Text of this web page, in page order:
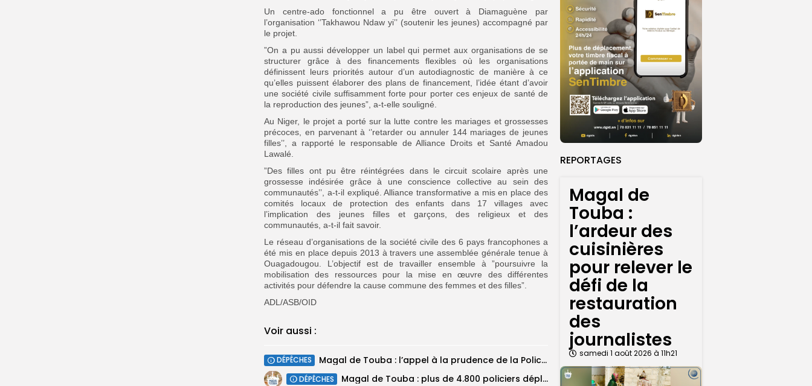
REPORTAGES
Magal de
Touba :
l’ardeur des
cuisinières
pour relever le
défi de la
restauration
des
journalistes
samedi 1 août 2026 à 11h21
Un centre-ado fonctionnel a pu être ouvert à Diamaguène par
l’organisation ‘’Takhawou Ndaw yi’’ (soutenir les jeunes) accompagné par
le projet.
”On a pu aussi développer un label qui permet aux organisations de se
structurer grâce à des financements flexibles où les organisations
définissent leurs priorités autour d’un autodiagnostic de manière à ce
qu’elles puissent élaborer des plans de financement, l’idée étant d’avoir
une société civile suffisamment forte pour porter ces enjeux de santé de
la reproduction des jeunes”, a-t-elle souligné.
Au Niger, le projet a porté sur la lutte contre les mariages et grossesses
précoces, en parvenant à ‘’retarder ou annuler 144 mariages de jeunes
filles’’, a rapporté le responsable de Alliance Droits et Santé Amadou
Lawalé.
”Des filles ont pu être réintégrées dans le circuit scolaire après une
grossesse indésirée grâce à une conscience collective au sein des
communautés’’, a-t-il expliqué. Alliance transformative a mis en place des
comités locaux de protection des enfants dans 17 villages avec
l’implication des jeunes filles et garçons, des religieux et des
communautés, a-t-il fait savoir.
Le réseau d’organisations de la société civile des 6 pays francophones a
été mis en place depuis 2013 à travers une assemblée générale tenue à
Ouagadougou. L’objectif est de travailler ensemble à ”poursuivre la
mobilisation des ressources pour la mise en œuvre des différentes
activités pour défendre la cause commune des femmes et des filles”.
ADL/ASB/OID
Voir aussi :
DÉPÊCHES Magal de Touba : l’appel à la prudence de la Police sur...
DÉPÊCHES Magal de Touba : plus de 4.800 policiers déployés pour sécuriser les...